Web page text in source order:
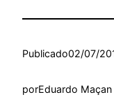
Publicado02/07/
porEduardo Maçan